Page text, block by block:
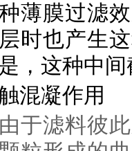
薄膜过滤
时也产生
，这种中
混凝作用
由于滤料彼